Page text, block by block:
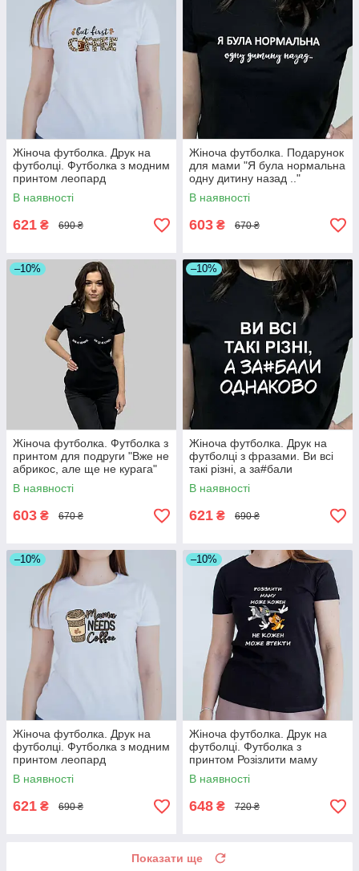
Жіноча футболка. Друк на
футболці. Футболка з модним
принтом леопард
В наявності
621 ₴ 690 ₴
Жіноча футболка. Подарунок
для мами "Я була нормальна
одну дитину назад .."
В наявності
603 ₴ 670 ₴
–10%
Жіноча футболка. Футболка з
принтом для подруги "Вже не
абрикос, але ще не курага"
В наявності
603 ₴ 670 ₴
–10%
Жіноча футболка. Друк на
футболці з фразами. Ви всі
такі різні, а за#бали
однаково.
В наявності
621 ₴ 690 ₴
–10%
Жіноча футболка. Друк на
футболці. Футболка з модним
принтом леопард
В наявності
621 ₴ 690 ₴
–10%
Жіноча футболка. Друк на
футболці. Футболка з
принтом Розізлити маму
може кожен
В наявності
648 ₴ 720 ₴
Показати ще